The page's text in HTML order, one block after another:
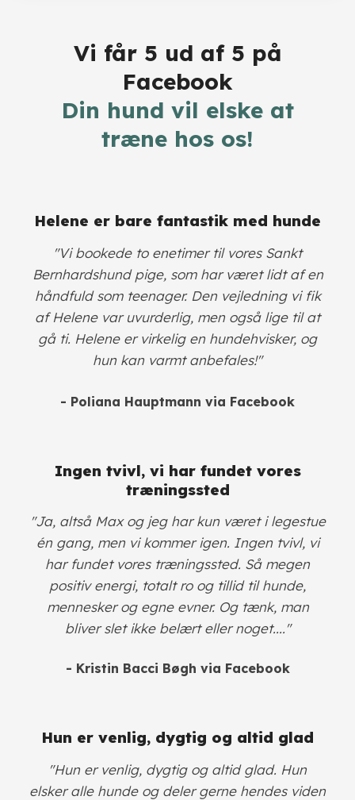
Vi får 5 ud af 5 på
Facebook
​Din hund vil elske at
træne hos os!
​Helene er bare fantastik med hunde
​"Vi bookede to enetimer til vores Sankt
Bernhardshund pige, som har været lidt af en
håndfuld som teenager. Den vejledning vi fik
af Helene var uvurderlig, men også lige til at
gå ti. Helene er virkelig en hundehvisker, og
hun kan varmt anbefales!"
- Poliana Hauptmann via Facebook
Ingen tvivl, vi har fundet vores
træningssted
"Ja, altså Max og jeg har kun været i legestue
én gang, men vi kommer igen. Ingen tvivl, vi
har fundet vores træningssted. Så megen
positiv energi, totalt ro og tillid til hunde,
mennesker og egne evner. Og tænk, man
bliver slet ikke belært eller noget...."
- Kristin Bacci Bøgh via Facebook
Hun er venlig, dygtig og altid glad
"Hun er venlig, dygtig og altid glad. Hun
elsker alle hunde og deler gerne hendes viden